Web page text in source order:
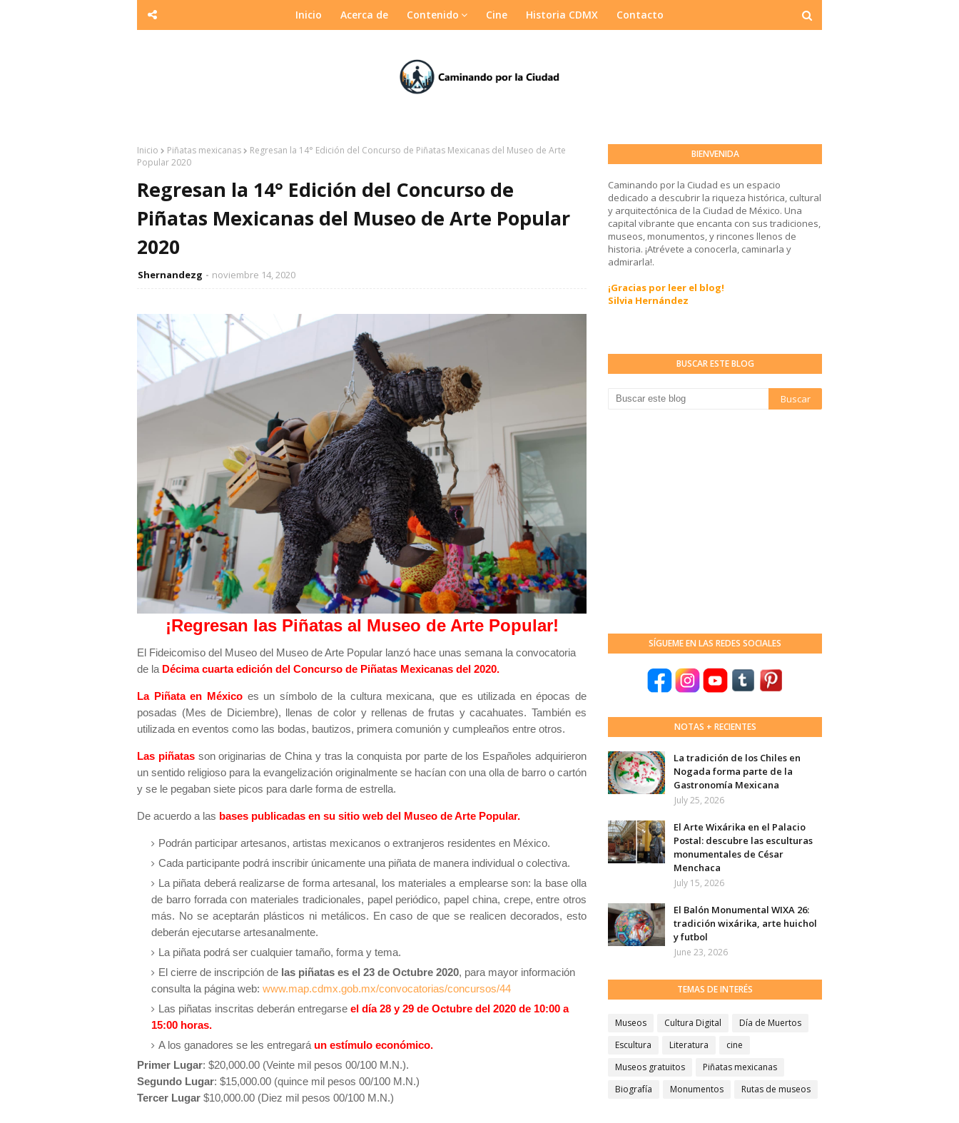
Inicio Acerca de Contenido Cine Historia CDMX Contacto
Inicio Piñatas mexicanas
Regresan la 14° Edición del Concurso de Piñatas Mexicanas del Museo de Arte
Popular 2020
Regresan la 14° Edición del Concurso de
Piñatas Mexicanas del Museo de Arte Popular
2020
Shernandezg noviembre 14, 2020
¡Regresan las Piñatas al Museo de Arte Popular!
El Fideicomiso del Museo del Museo de Arte Popular lanzó hace unas semana la convocatoria
de la Décima cuarta edición del Concurso de Piñatas Mexicanas del 2020.
La Piñata en Méxicoes un símbolo de la cultura mexicana, que es utilizada en épocas de
posadas (Mes de Diciembre), llenas de color y rellenas de frutas y cacahuates. También es
utilizada en eventos como las bodas, bautizos, primera comunión y cumpleaños entre otros.
Las piñatas son originarias de China y tras la conquista por parte de los Españoles adquirieron
un sentido religioso para la evangelización originalmente se hacían con una olla de barro o cartón
y se le pegaban siete picos para darle forma de estrella.
De acuerdo a las bases publicadas en su sitio web del Museo de Arte Popular.
Podrán participar artesanos, artistas mexicanos o extranjeros residentes en México.
Cada participante podrá inscribir únicamente una piñata de manera individual o colectiva.
La piñata deberá realizarse de forma artesanal, los materiales a emplearse son: la base olla
de barro forrada con materiales tradicionales, papel periódico, papel china, crepe, entre otros
más. No se aceptarán plásticos ni metálicos. En caso de que se realicen decorados, esto
deberán ejecutarse artesanalmente.
La piñata podrá ser cualquier tamaño, forma y tema.
El cierre de inscripción de las piñatas es el 23 de Octubre 2020, para mayor información
consulta la página web: www.map.cdmx.gob.mx/convocatorias/concursos/44
Las piñatas inscritas deberán entregarse el día 28 y 29 de Octubre del 2020 de 10:00 a
15:00 horas.
A los ganadores se les entregará un estímulo económico.
Primer Lugar: $20,000.00 (Veinte mil pesos 00/100 M.N.).
Segundo Lugar: $15,000.00 (quince mil pesos 00/100 M.N.)
Tercer Lugar $10,000.00 (Diez mil pesos 00/100 M.N.)
BIENVENIDA
Caminando por la Ciudad es un espacio
dedicado a descubrir la riqueza histórica, cultural
y arquitectónica de la Ciudad de México. Una
capital vibrante que encanta con sus tradiciones,
museos, monumentos, y rincones llenos de
historia. ¡Atrévete a conocerla, caminarla y
admirarla!.
¡Gracias por leer el blog!
Silvia Hernández
BUSCAR ESTE BLOG
SÍGUEME EN LAS REDES SOCIALES
NOTAS + RECIENTES
La tradición de los Chiles en
Nogada forma parte de la
Gastronomía Mexicana
July 25, 2026
El Arte Wixárika en el Palacio
Postal: descubre las esculturas
monumentales de César
Menchaca
July 15, 2026
El Balón Monumental WIXA 26:
tradición wixárika, arte huichol
y futbol
June 23, 2026
TEMAS DE INTERÉS
Museos Cultura Digital
Día de Muertos
Escultura
Literatura
cine
Museos gratuitos
Piñatas mexicanas
Biografía
Monumentos Rutas de museos